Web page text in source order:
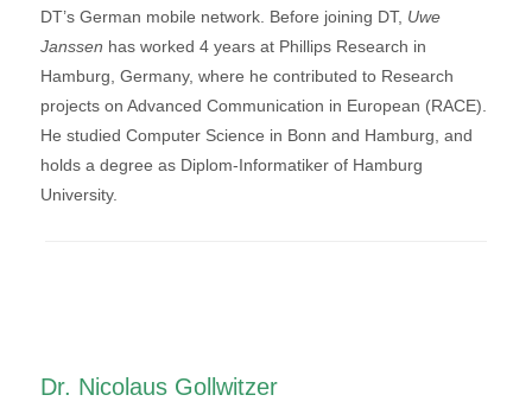
DT’s German mobile network. Before joining DT, Uwe
Janssen has worked 4 years at Phillips Research in
Hamburg, Germany, where he contributed to Research
projects on Advanced Communication in European (RACE).
He studied Computer Science in Bonn and Hamburg, and
holds a degree as Diplom-Informatiker of Hamburg
University.
Dr. Nicolaus Gollwitzer